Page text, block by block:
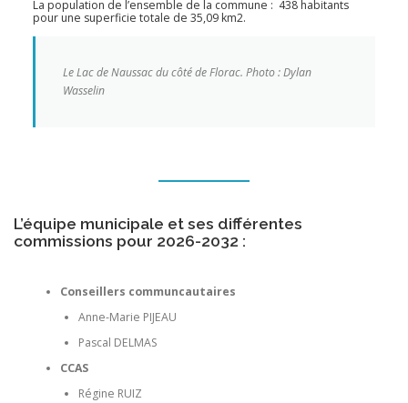
La population de l’ensemble de la commune : 438 habitants
pour une superficie totale de 35,09 km2.
Le Lac de Naussac du côté de Florac. Photo : Dylan
Wasselin
L’équipe municipale et ses différentes
commissions pour 2026-2032 :
Conseillers communcautaires
Anne-Marie PIJEAU
Pascal DELMAS
CCAS
Régine RUIZ